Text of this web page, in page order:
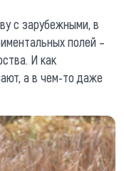
с зарубежными, в
полей –
И как
а в чем-то даже